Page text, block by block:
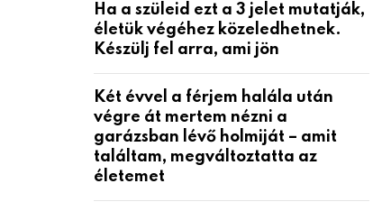
Ha a szüleid ezt a 3 jelet mutatják,
életük végéhez közeledhetnek.
Készülj fel arra, ami jön
Két évvel a férjem halála után
végre át mertem nézni a
garázsban lévő holmiját – amit
találtam, megváltoztatta az
életemet